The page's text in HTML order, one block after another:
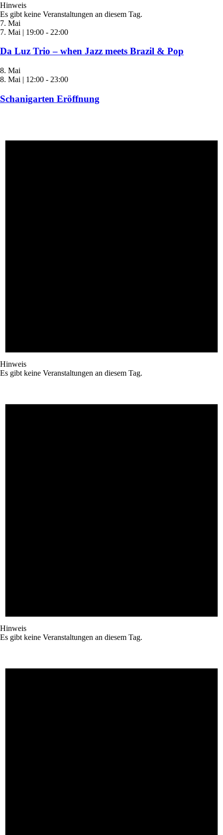
Hinweis
Es gibt keine Veranstaltungen an diesem Tag.
7. Mai
7. Mai | 19:00 - 22:00
Da Luz Trio – when Jazz meets Brazil & Pop
8. Mai
8. Mai | 12:00 - 23:00
Schanigarten Eröffnung
Hinweis
Es gibt keine Veranstaltungen an diesem Tag.
Hinweis
Es gibt keine Veranstaltungen an diesem Tag.